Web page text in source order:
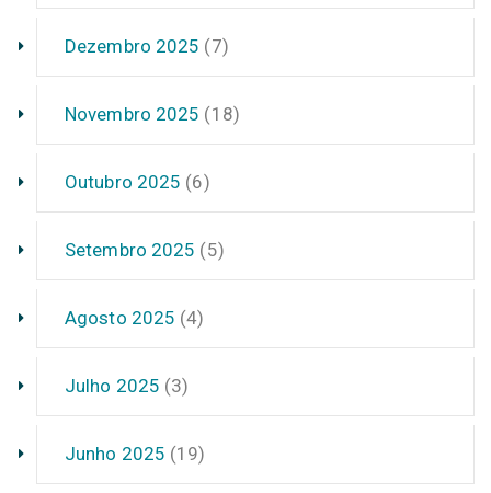
Dezembro 2025 (7)
Novembro 2025 (18)
Outubro 2025 (6)
Setembro 2025 (5)
Agosto 2025 (4)
Julho 2025 (3)
Junho 2025 (19)